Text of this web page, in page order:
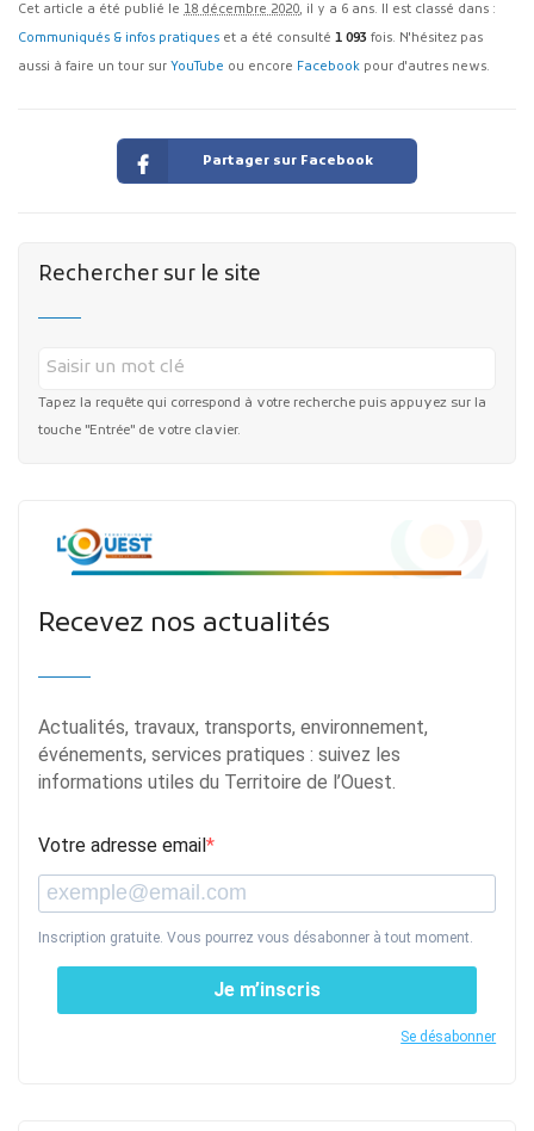
Cet article a été publié le 18 décembre 2020, il y a 6 ans. Il est classé dans :
Communiqués & infos pratiques et a été consulté 1 093 fois. N'hésitez pas
aussi à faire un tour sur YouTube ou encore Facebook pour d'autres news.
Partager sur Facebook
Rechercher sur le site
Tapez la requête qui correspond à votre recherche puis appuyez sur la
touche "Entrée" de votre clavier.
Recevez nos actualités
Actualités, travaux, transports, environnement,
événements, services pratiques : suivez les
informations utiles du Territoire de l’Ouest.
Votre adresse email
Inscription gratuite. Vous pourrez vous désabonner à tout moment.
Je m’inscris
Se désabonner